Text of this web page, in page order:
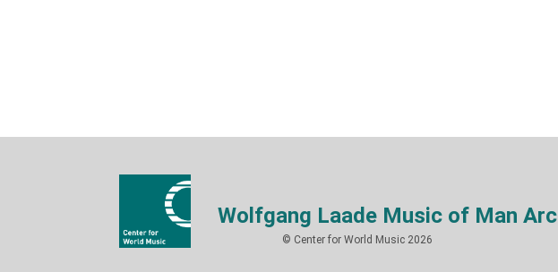
Wolfgang Laade Music of Man
© Center for World Music 2026